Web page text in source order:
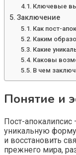
Ключевые
Заключение
Как пост-
Каким
Какие
Каковы
В чем
Понятие и
Пост-
уникальную
и восстановить
прежнего мира,